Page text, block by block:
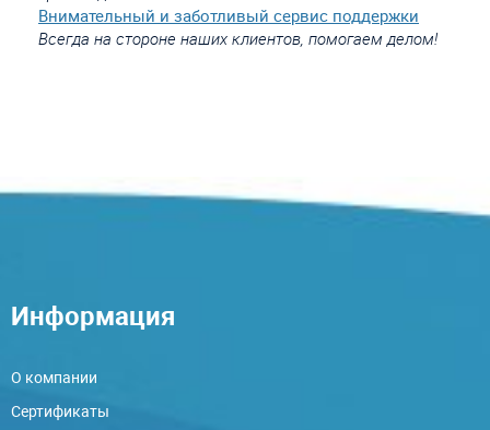
Внимательный и заботливый сервис поддержки
Всегда на стороне наших клиентов, помогаем делом!
Информация
О компании
Сертификаты